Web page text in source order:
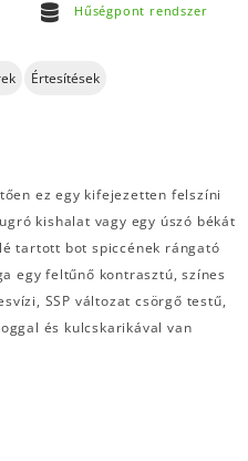
Hűségpont rendszer
Értesítések
ez egy kifejezetten felszíni
kishalat vagy egy úszó békát
tartott bot spiccének rángató
egy feltűnő kontrasztú, színes
SSP változat csörgő testű,
és kulcskarikával van